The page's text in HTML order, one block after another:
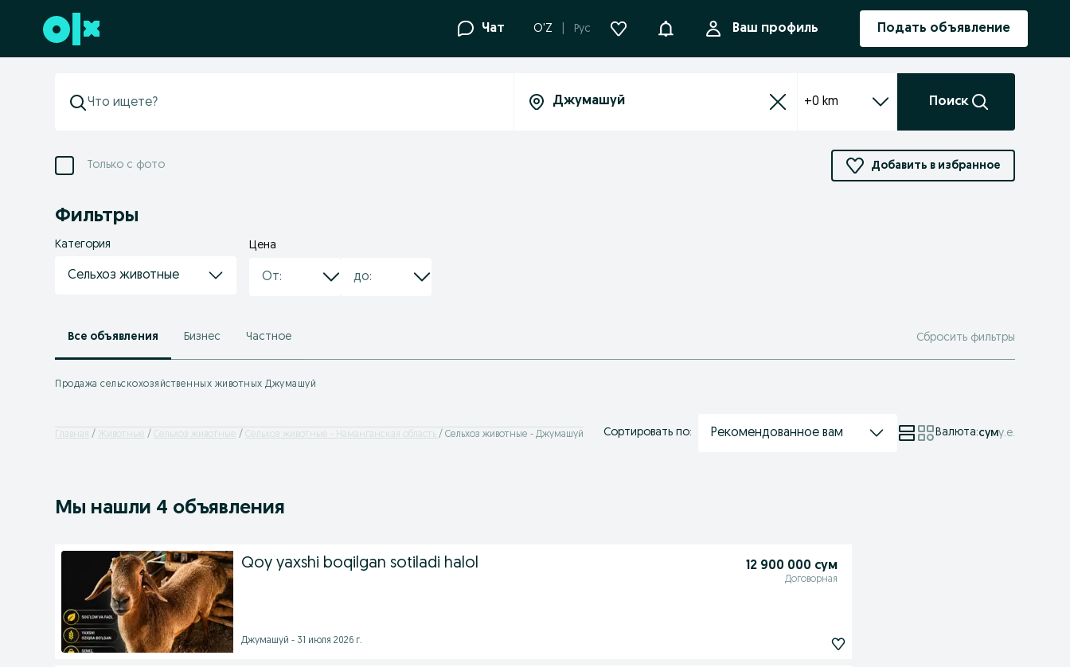
Перейти к нижнему колонтитулу Чат O'Z Рус УведомленияВаш профиль Подать объявление
+0 km Поиск
Только с фото Добавить в избранное
Фильтры
Категория
Сельхоз животные
Цена
Все объявления Бизнес Частное Сбросить фильтры
Продажа сельскохозяйственных животных Джумашуй
Главная Животные Сельхоз животные Сельхоз животные - Наманганская область Сельхоз животные - Джумашуй Сортировать по: Рекомендованное вам Валюта:суму.е.
Мы нашли 4 объявления
Qoy yaxshi boqilgan sotiladi halol 12 900 000 сум
Договорная
Джумашуй - 31 июля 2026 г.